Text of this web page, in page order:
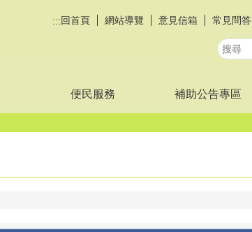
:::回首頁 網站導覽 意見信箱 常見問答
便民服務 補助公告專區